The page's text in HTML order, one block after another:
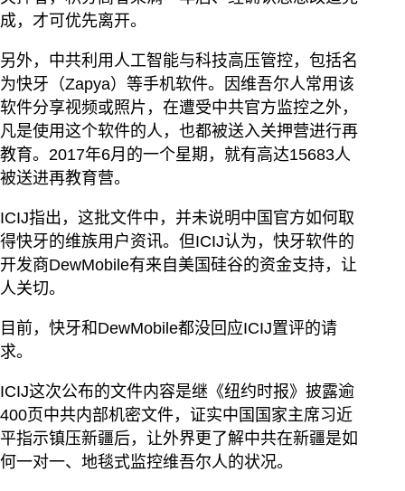
成，才可优先离开。
另外，中共利用人工智能与科技高压管控，包括名
为快牙（Zapya）等手机软件。因维吾尔人常用该
软件分享视频或照片，在遭受中共官方监控之外，
凡是使用这个软件的人，也都被送入关押营进行再
教育。2017年6月的一个星期，就有高达15683人
被送进再教育营。
ICIJ指出，这批文件中，并未说明中国官方如何取
得快牙的维族用户资讯。但ICIJ认为，快牙软件的
开发商DewMobile有来自美国硅谷的资金支持，让
人关切。
目前，快牙和DewMobile都没回应ICIJ置评的请
求。
ICIJ这次公布的文件内容是继《纽约时报》披露逾
400页中共内部机密文件，证实中国国家主席习近
平指示镇压新疆后，让外界更了解中共在新疆是如
何一对一、地毯式监控维吾尔人的状况。